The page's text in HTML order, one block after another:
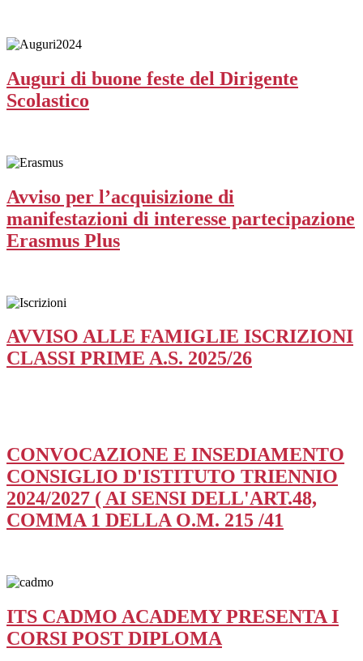
Auguri di buone feste del Dirigente
Scolastico
Avviso per l’acquisizione di
manifestazioni di interesse partecipazione
Erasmus Plus
AVVISO ALLE FAMIGLIE ISCRIZIONI
CLASSI PRIME A.S. 2025/26
CONVOCAZIONE E INSEDIAMENTO
CONSIGLIO D'ISTITUTO TRIENNIO
2024/2027 ( AI SENSI DELL'ART.48,
COMMA 1 DELLA O.M. 215 /41
ITS CADMO ACADEMY PRESENTA I
CORSI POST DIPLOMA